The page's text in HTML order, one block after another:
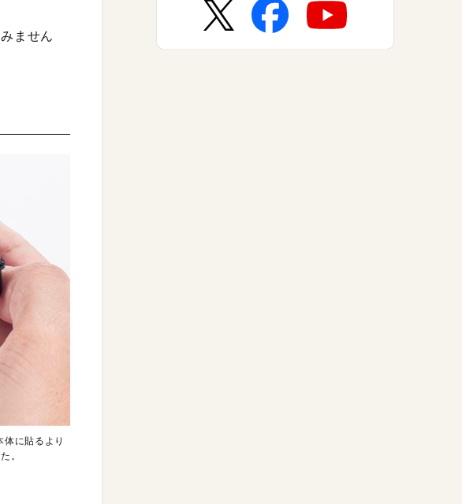
ません
に貼るより
。